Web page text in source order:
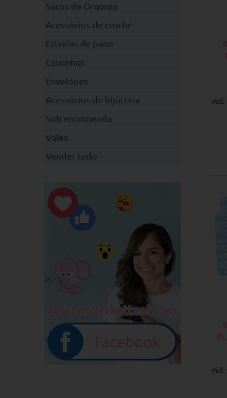
incl.
incl.
Sacos de Organza
Acessórios de crochê
Estrelas de pano
Caixinhas
Envelopes
Acessórios de bijuteria
Sob encomenda
Vales
Vender tudo